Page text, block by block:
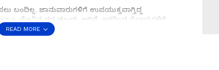
ಜಾನುವಾರುಗಳಿಗೆ ಉಪಯುಕ್ತವಾಗ್ತಿದ್ದ
ಮೇವಿನ ದರ ಡಬಲ್‌ ಆಗಿದೆ. ಇದರಿಂದ ಗೋವುಗಳಿಗೆ
ಎಂದು ಗೋಪಾಲಕರು
ಸೇರಿ 10ಕ್ಕೂ ಅಧಿಕ ಗೋಶಾಲೆಗಳಿವೆ. ಪ್ರತಿ ಖಾಸಗಿ
ಗೋಶಾಲೆಗಳ ಜೊತೆಗೆ ಖಾಸಗಿ ಗೋಶಾಲೆಗಳಿಗು
READ MORE